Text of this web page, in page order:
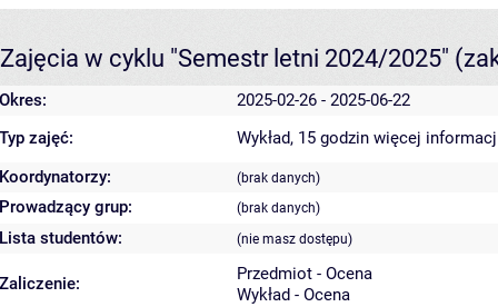
Zajęcia w cyklu "Semestr letni 2024/2025"
Okres:
2025-02-26 - 2025-06-22
Typ zajęć:
Wykład, 15 godzin więcej
Koordynatorzy:
(brak danych)
Prowadzący grup: (brak danych)
Lista studentów: (nie masz dostępu)
Zaliczenie:
Przedmiot - Ocena
Wykład - Ocena